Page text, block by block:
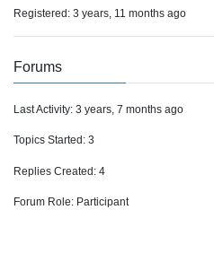
Registered: 3 years, 11 months ago
Forums
Last Activity: 3 years, 7 months ago
Topics Started: 3
Replies Created: 4
Forum Role: Participant